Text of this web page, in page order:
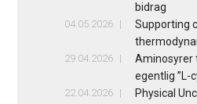
bidrag
04.05.2026
Supporting
29.04.2026
Aminosyrer
egentlig ”L-
22.04.2026 Physical